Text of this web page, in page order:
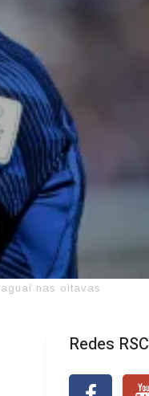
nas oitavas
Redes RSC